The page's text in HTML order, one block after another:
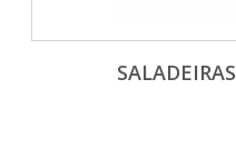
SALADEIRAS